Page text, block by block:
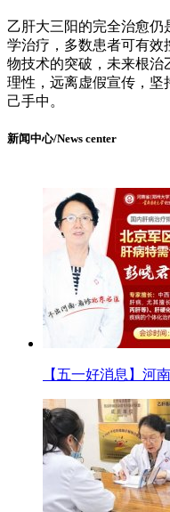
乙肝大三阳的完全治愈仍
学治疗，多数患者可有效
物技术的突破，未来根治
理性，远离虚假宣传，坚
己手中。
新闻中心/News center
【五一好消息】河